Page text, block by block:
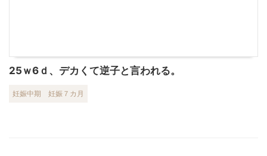
25ｗ6ｄ、デカくて逆子と言われる。
妊娠中期 妊娠７カ月